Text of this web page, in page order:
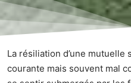
La résiliation d’une mutuelle
courante mais souvent mal